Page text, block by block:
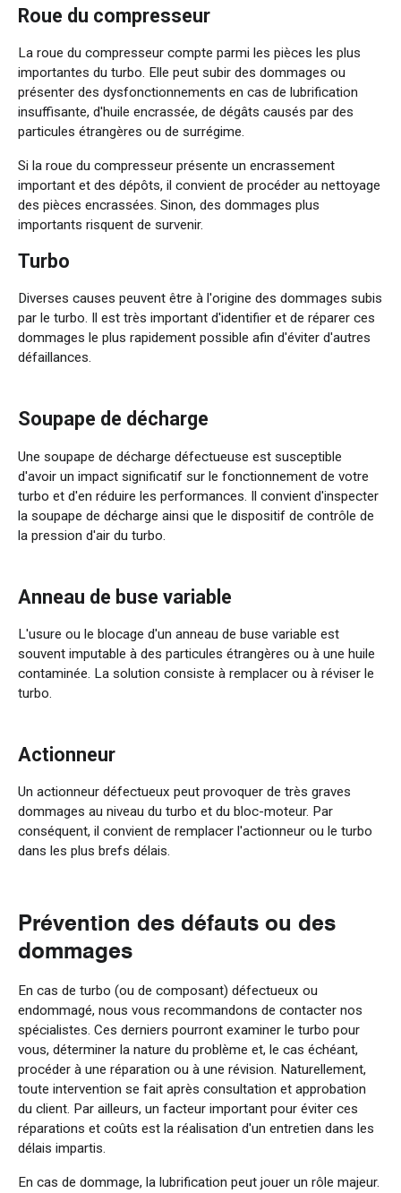
Roue du compresseur
La roue du compresseur compte parmi les pièces les plus
importantes du turbo. Elle peut subir des dommages ou
présenter des dysfonctionnements en cas de lubrification
insuffisante, d'huile encrassée, de dégâts causés par des
particules étrangères ou de surrégime.
Si la roue du compresseur présente un encrassement
important et des dépôts, il convient de procéder au nettoyage
des pièces encrassées. Sinon, des dommages plus
importants risquent de survenir.
Turbo
Diverses causes peuvent être à l'origine des dommages subis
par le turbo. Il est très important d'identifier et de réparer ces
dommages le plus rapidement possible afin d'éviter d'autres
défaillances.
Soupape de décharge
Une soupape de décharge défectueuse est susceptible
d'avoir un impact significatif sur le fonctionnement de votre
turbo et d'en réduire les performances. Il convient d'inspecter
la soupape de décharge ainsi que le dispositif de contrôle de
la pression d'air du turbo.
Anneau de buse variable
L'usure ou le blocage d'un anneau de buse variable est
souvent imputable à des particules étrangères ou à une huile
contaminée. La solution consiste à remplacer ou à réviser le
turbo.
Actionneur
Un actionneur défectueux peut provoquer de très graves
dommages au niveau du turbo et du bloc-moteur. Par
conséquent, il convient de remplacer l'actionneur ou le turbo
dans les plus brefs délais.
Prévention des défauts ou des
dommages
En cas de turbo (ou de composant) défectueux ou
endommagé, nous vous recommandons de contacter nos
spécialistes. Ces derniers pourront examiner le turbo pour
vous, déterminer la nature du problème et, le cas échéant,
procéder à une réparation ou à une révision. Naturellement,
toute intervention se fait après consultation et approbation
du client. Par ailleurs, un facteur important pour éviter ces
réparations et coûts est la réalisation d'un entretien dans les
délais impartis.
En cas de dommage, la lubrification peut jouer un rôle majeur.